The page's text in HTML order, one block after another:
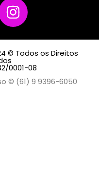
© Todos os Direitos
0001-08
© (61) 9 9396-6050